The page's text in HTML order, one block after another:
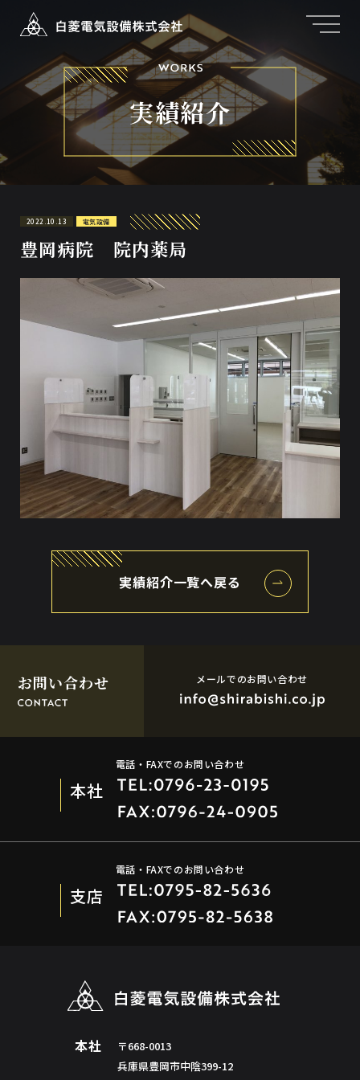
実績紹介
2022.10.13 電気設備
豊岡病院 院内薬局
実績紹介一覧へ戻る
お問い合わせ メールでのお問い合わせ
電話・FAXでのお問い合わせ
本社
電話・FAXでのお問い合わせ
支店
本社
〒668-0013
兵庫県豊岡市中陰399-12